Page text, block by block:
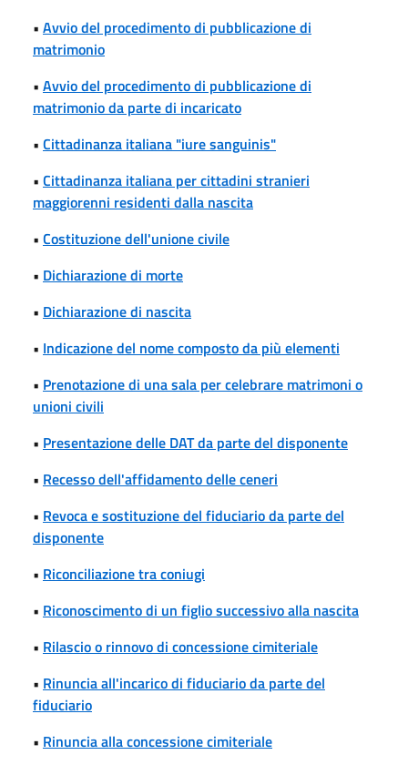
• Avvio del procedimento di pubblicazione di
matrimonio
• Avvio del procedimento di pubblicazione di
matrimonio da parte di incaricato
• Cittadinanza italiana "iure sanguinis"
• Cittadinanza italiana per cittadini stranieri
maggiorenni residenti dalla nascita
• Costituzione dell'unione civile
• Dichiarazione di morte
• Dichiarazione di nascita
• Indicazione del nome composto da più elementi
• Prenotazione di una sala per celebrare matrimoni o
unioni civili
• Presentazione delle DAT da parte del disponente
• Recesso dell'affidamento delle ceneri
• Revoca e sostituzione del fiduciario da parte del
disponente
• Riconciliazione tra coniugi
• Riconoscimento di un figlio successivo alla nascita
• Rilascio o rinnovo di concessione cimiteriale
• Rinuncia all'incarico di fiduciario da parte del
fiduciario
• Rinuncia alla concessione cimiteriale